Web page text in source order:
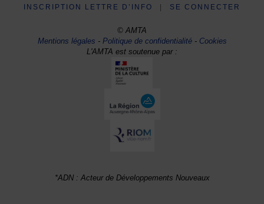
INSCRIPTION LETTRE D’INFO SE CONNECTER
© AMTA
Mentions légales -Politique de confidentialité- Cookies
L'AMTA est soutenue par :
*ADN : Acteur de Développements Nouveaux